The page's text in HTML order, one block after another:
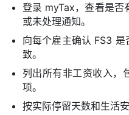
登录 myTax，查看是
或未处理通知。
向每个雇主确认 FS3
致。
列出所有非工资收入，
项。
按实际停留天数和生活